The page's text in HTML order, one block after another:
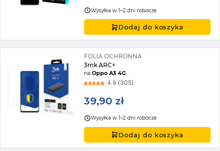
Wysyłka w 1–2 dni robocze
Dodaj do koszyka
FOLIA OCHRONNA
3mk ARC+
naOppo A3 4G
4.9 (305)
39,90 zł
Wysyłka w 1–2 dni robocze
Dodaj do koszyka